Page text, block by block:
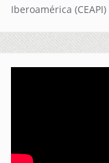
Iberoamérica (CEAPI)